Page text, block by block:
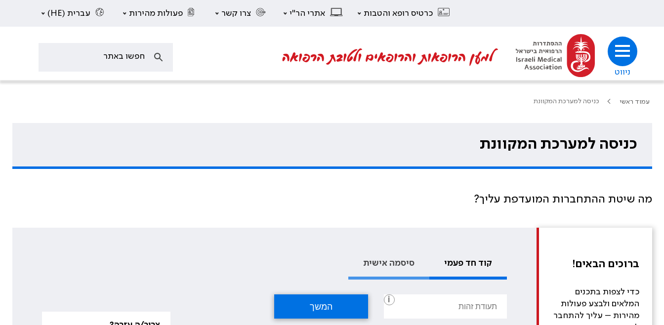
כרטיס רופא והטבות אתרי הר"י צרו קשר פעולות מהירות עברית (HE)
ניווט
למען הרופאות והרופאים ולטובת הרפואה
עמוד ראשי כניסה למערכת המקוונת
כניסה למערכת המקוונת
מה שיטת ההתחברות המועדפת עליך?
ברוכים הבאים!
כדי לצפות בתכנים
המלאים ולבצע פעולות
מהירות – עליך להתחבר
קוד חד פעמי סיסמה אישית
i